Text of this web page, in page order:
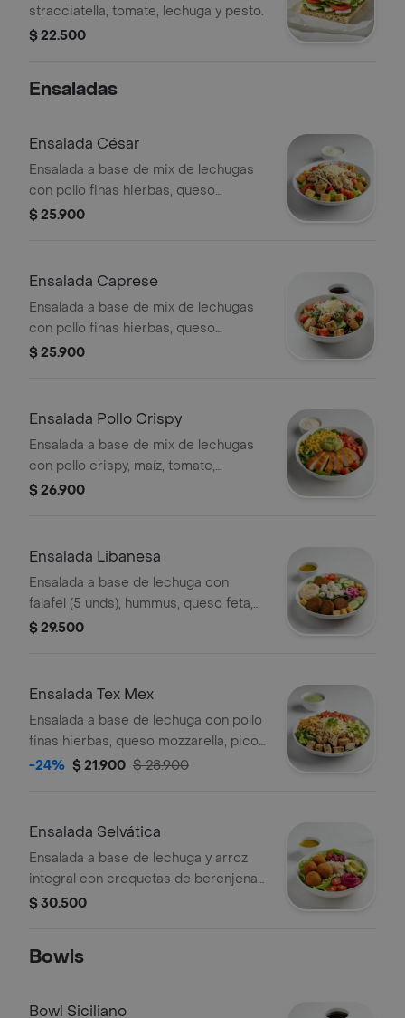
stracciatella, tomate, lechuga y pesto.
$ 22.500
Ensaladas
Ensalada César
Ensalada a base de mix de lechugas
con pollo finas hierbas, queso
parmesano, tomate, crutones y
un wrap.
$ 25.900
Ensalada Caprese
Ensalada a base de mix de lechugas
con pollo finas hierbas, queso
mozzarella, tomate, pesto y vinagreta
$ 25.900
Ensalada Pollo Crispy
Ensalada a base de mix de lechugas
con pollo crispy, maíz, tomate,
guacamole y vinagreta a elección. El
$ 26.900
Ensalada Libanesa
Ensalada a base de lechuga con
falafel (5 unds), hummus, queso feta,
tomate cherry, pepino, crutones,
la acompañes con un sándwich/wrap.
$ 29.500
Ensalada Tex Mex
Ensalada a base de lechuga con pollo
finas hierbas, queso mozzarella, pico
de gallo, aguacate, totopos triturados
un wrap.
-24% $ 21.900 $ 28.900
Ensalada Selvática
Ensalada a base de lechuga y arroz
integral con croquetas de berenjena
(5 unds), tomate cherry, aguacate, dip
acompañes con un sándwich/wrap.
$ 30.500
Bowls
Bowl Siciliano